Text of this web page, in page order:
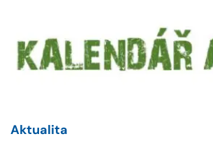
Aktualita